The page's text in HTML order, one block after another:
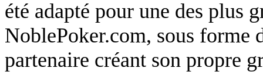
été adapté pour une des plus
NoblePoker.com, sous forme
partenaire créant son propre